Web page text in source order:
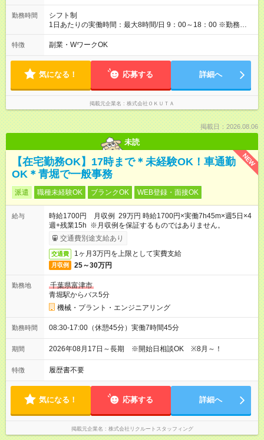
勤務時間
シフト制
1日あたりの実働時間：最大8時間/日 9：00～18：00 ※勤務時間
は相談承りますので面接の際にご相談ください♪ ◆土日のみ勤務
※希望者は平日の勤務も相談可 ※定休日：水曜日
特徴 副業・WワークOK
気になる！ 応募する 詳細へ
掲載元企業名 株式会社ＯＫＵＴＡ
掲載日：2026.08.06
未読
NEW
【在宅勤務OK】17時まで＊未経験OK！車通勤
OK＊青堀で一般事務
派遣 職種未経験OK ブランクOK WEB登録・面接OK
給与
時給1700円 月収例 29万円 時給1700円×実働7h45m×週5日×4
週+残業15h ※月収例を保証するものではありません。
交通費別途支給あり
交通費 1ヶ月3万円を上限として実費支給
月収例 25～30万円
勤務地
千葉県富津市
青堀駅からバス5分
機械・プラント・エンジニアリング
勤務時間 08:30-17:00（休憩45分）実働7時間45分
期間 2026年08月17日～長期 ※開始日相談OK ※8月～！
特徴 履歴書不要
気になる！ 応募する 詳細へ
掲載元企業名 株式会社リクルートスタッフィング